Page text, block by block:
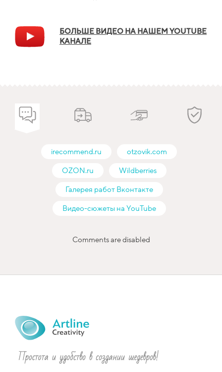
БОЛЬШЕ ВИДЕО НА НАШЕМ YOUTUBE
КАНАЛЕ
irecommend.ru
otzovik.com
OZON.ru
Wildberries
Галерея работ Вконтакте
Видео-сюжеты на YouTube
Comments are disabled